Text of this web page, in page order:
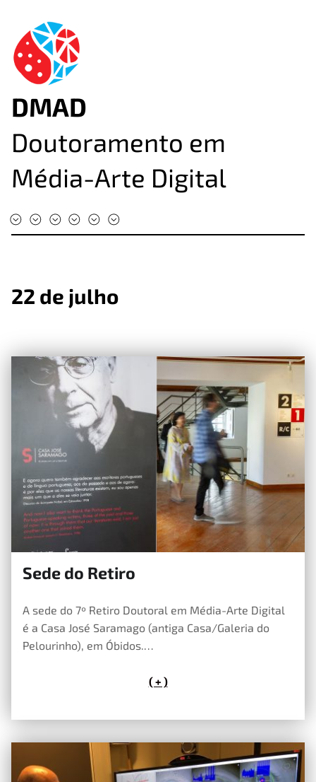
DMAD
Doutoramento em
Média-Arte Digital
22 de julho
Sede do Retiro
A sede do 7º Retiro Doutoral em Média-Arte Digital
é a Casa José Saramago (antiga Casa/Galeria do
Pelourinho), em Óbidos.…
( + )